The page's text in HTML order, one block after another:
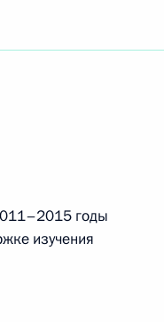
годы
изучения